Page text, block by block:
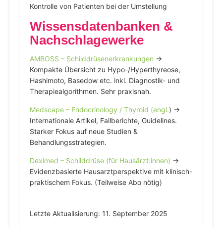
Kontrolle von Patienten bei der Umstellung
Wissensdatenbanken &
Nachschlagewerke
AMBOSS – Schilddrüsenerkrankungen →
Kompakte Übersicht zu Hypo-/Hyperthyreose,
Hashimoto, Basedow etc. inkl. Diagnostik- und
Therapiealgorithmen. Sehr praxisnah.
Medscape – Endocrinology / Thyroid (engl.) →
Internationale Artikel, Fallberichte, Guidelines.
Starker Fokus auf neue Studien &
Behandlungsstrategien.
Deximed – Schilddrüse (für Hausärzt:innen) →
Evidenzbasierte Hausarztperspektive mit klinisch-
praktischem Fokus. (Teilweise Abo nötig)
Letzte Aktualisierung: 11. September 2025